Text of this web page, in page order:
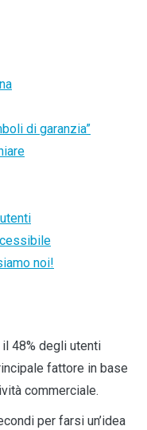
di garanzia”
noi!
48% degli utenti
fattore in base
commerciale.
per farsi un’idea